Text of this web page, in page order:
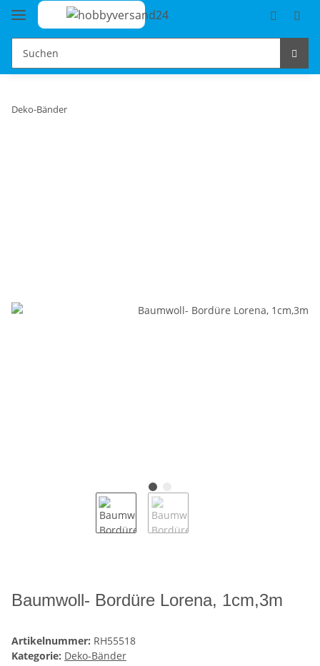
Deko-Bänder
Baumwoll- Bordüre Lorena, 1cm,3m
Artikelnummer: RH55518
Kategorie: Deko-Bänder